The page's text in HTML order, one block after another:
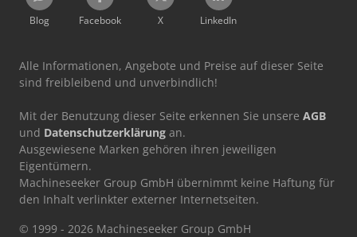
Blog Facebook X LinkedIn
Alle Informationen, Angebote und Preise auf dieser Seite
sind freibleibend und unverbindlich!
Mit der Benutzung dieser Seite erkennen Sie unsere AGB
und Datenschutzerklärung an.
Ausgewiesene Marken gehören ihren jeweiligen
Eigentümern.
Machineseeker Group GmbH übernimmt keine Haftung für
den Inhalt verlinkter externer Internetseiten.
© 1999 - 2026 Machineseeker Group GmbH